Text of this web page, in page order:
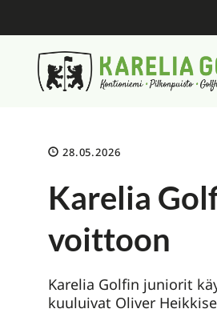
28.05.2026
Karelia
voittoon
Karelia Golfin juniorit
kuuluivat Oliver